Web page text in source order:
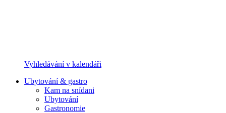
Vyhledávání v kalendáři
Ubytování & gastro
Kam na snídani
Ubytování
Gastronomie